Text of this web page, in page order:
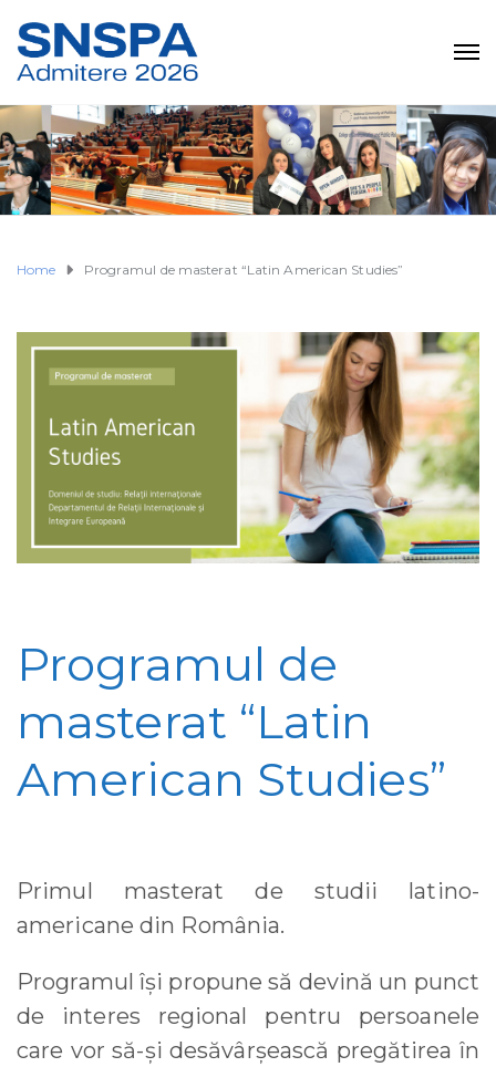
Home Programul de masterat “Latin American Studies”
Programul de
masterat “Latin
American Studies”
Primul masterat de studii latino-
americane din România.
Programul își propune să devină un punct
de interes regional pentru persoanele
care vor să-și desăvârșească pregătirea în